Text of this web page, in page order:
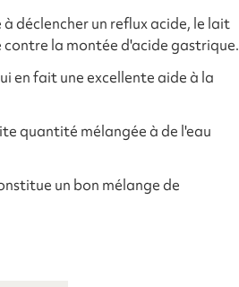
déclencher un reflux acide, le lait
la montée d'acide gastrique.
en fait une excellente aide à la
quantité mélangée à de l'eau
un bon mélange de